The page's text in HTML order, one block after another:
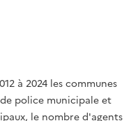
à 2024 les communes
police municipale et
le nombre d'agents